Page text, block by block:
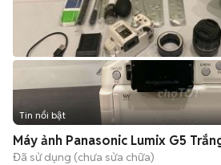
Tin nổi bật
Máy ảnh Panasonic Lumix G5
Đã sử dụng (chưa sửa chữa)